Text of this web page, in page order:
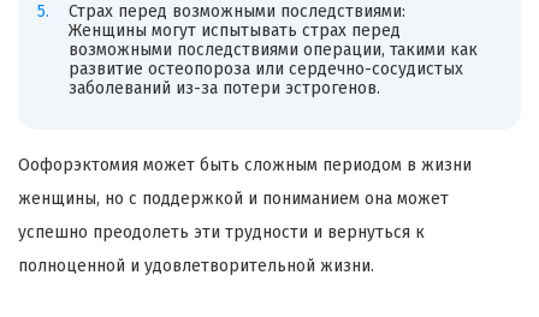
Страх перед возможными последствиями:
Женщины могут испытывать страх перед
возможными последствиями операции, такими как
развитие остеопороза или сердечно-сосудистых
заболеваний из-за потери эстрогенов.
Оофорэктомия может быть сложным периодом в жизни
женщины, но с поддержкой и пониманием она может
успешно преодолеть эти трудности и вернуться к
полноценной и удовлетворительной жизни.